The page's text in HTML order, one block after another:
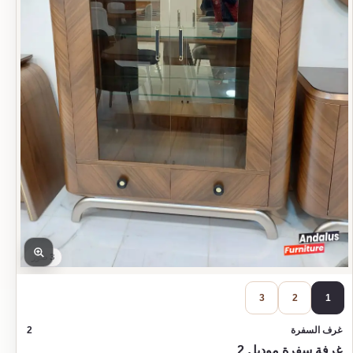
3 صور
1
2
3
غرف السفرة 2
غرفة سفرة موديل 2